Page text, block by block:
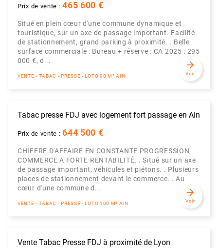
Prix de vente :465 600 €
Situé en plein cœur d'une commune dynamique et
touristique, sur un axe de passage important. Facilité
de stationnement, grand parking à proximité. . Belle
surface commerciale : Bureau + réserve : CA 2025 : 295
000 €, d...
VENTE - TABAC - PRESSE - LOTO 90 M² AIN
arrow_forward
Voir
Tabac presse FDJ avec logement fort passage en Ain
Prix de vente :644 500 €
CHIFFRE D'AFFAIRE EN CONSTANTE PROGRESSION,
COMMERCE A FORTE RENTABILITÉ. . Situé sur un axe
de passage important, véhicules et piétons. . Plusieurs
places de stationnement devant le commerce. . Au
cœur d'une commune d...
VENTE - TABAC - PRESSE - LOTO 100 M² AIN
arrow_forward
Voir
Vente Tabac Presse FDJ à proximité de Lyon